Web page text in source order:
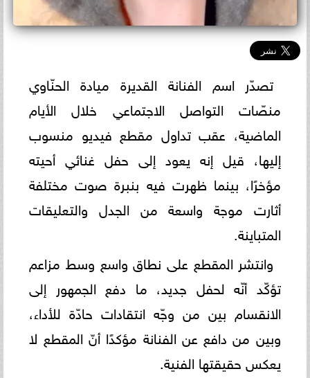
تصدّر اسم الفنانة القديرة ميادة الحنّاوي
منصّات التواصل الاجتماعي خلال الأيام
الماضية، عقب تداول مقطع فيديو منسوب
إليها، قيل إنه يعود إلى حفل غنائي أحيته
مؤخرًا، بينما ظهرت فيه بنبرة صوت مختلفة
أثارت موجة واسعة من الجدل والتعليقات
المتباينة.
وانتشر المقطع على نطاق واسع وسط مزاعم
تؤكّد أنّه لحفل جديد، ما دفع الجمهور إلى
الانقسام بين من وجّه انتقادات حادّة للأداء،
وبين من دافع عن الفنانة مؤكدًا أنّ المقطع لا
يعكس حقيقتها الفنية.